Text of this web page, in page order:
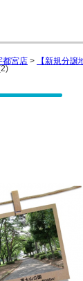
都宮店 > 【新規分